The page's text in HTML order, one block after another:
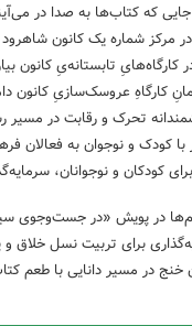
که کتاب‌ها به صدا در
مرکز شماره یک کانون شاهرود
تابستانه‌یِ کانون
کارگاهِ عروسک‌سازیِ کانون
تحرک و رقابت در مسیر
کودک و نوجوان به فعالان
کودکان و نوجوانان،
در پویش «در جست‌وجوی
برای تربیت نسل خلاق
خنج در مسیر دانایی با طعم